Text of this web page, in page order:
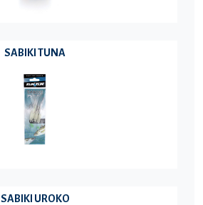
SABIKI TUNA
SABIKI UROKO